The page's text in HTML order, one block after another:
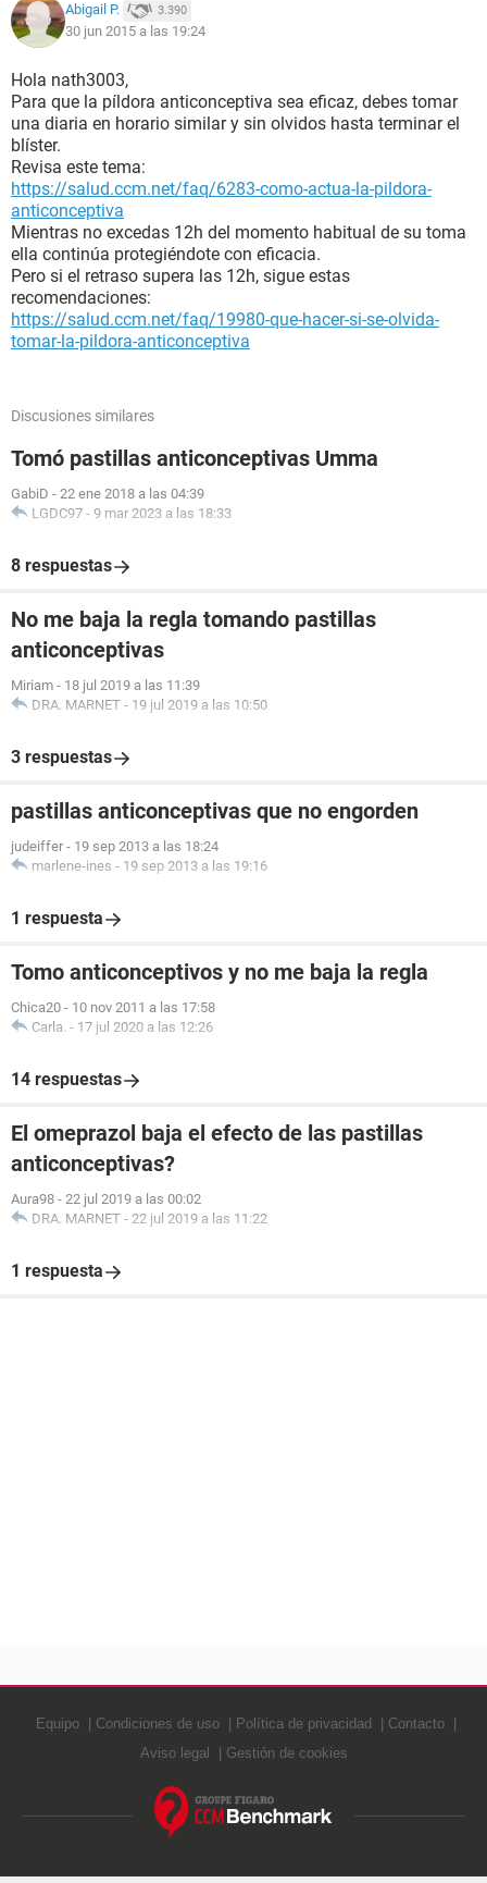
Abigail P. 3.390
30 jun 2015 a las 19:24
Hola nath3003,
Para que la píldora anticonceptiva sea eficaz, debes tomar
una diaria en horario similar y sin olvidos hasta terminar el
blíster.
Revisa este tema:
https://salud.ccm.net/faq/6283-como-actua-la-pildora-
anticonceptiva
Mientras no excedas 12h del momento habitual de su toma
ella continúa protegiéndote con eficacia.
Pero si el retraso supera las 12h, sigue estas
recomendaciones:
https://salud.ccm.net/faq/19980-que-hacer-si-se-olvida-
tomar-la-pildora-anticonceptiva
Discusiones similares
Tomó pastillas anticonceptivas Umma
GabiD - 22 ene 2018 a las 04:39
LGDC97 - 9 mar 2023 a las 18:33
8 respuestas
No me baja la regla tomando pastillas
anticonceptivas
Miriam - 18 jul 2019 a las 11:39
DRA. MARNET - 19 jul 2019 a las 10:50
3 respuestas
pastillas anticonceptivas que no engorden
judeiffer - 19 sep 2013 a las 18:24
marlene-ines - 19 sep 2013 a las 19:16
1 respuesta
Tomo anticonceptivos y no me baja la regla
Chica20 - 10 nov 2011 a las 17:58
Carla. - 17 jul 2020 a las 12:26
14 respuestas
El omeprazol baja el efecto de las pastillas
anticonceptivas?
Aura98 - 22 jul 2019 a las 00:02
DRA. MARNET - 22 jul 2019 a las 11:22
1 respuesta
Equipo Condiciones de uso Política de privacidad
Contacto
Aviso legal
Gestión de cookies